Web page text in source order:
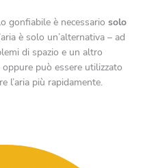
gonfiabile è necessario solo
è solo un’alternativa – ad
di spazio e un altro
può essere utilizzato
l’aria più rapidamente.